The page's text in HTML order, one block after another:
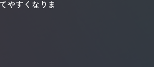
やすくなりま